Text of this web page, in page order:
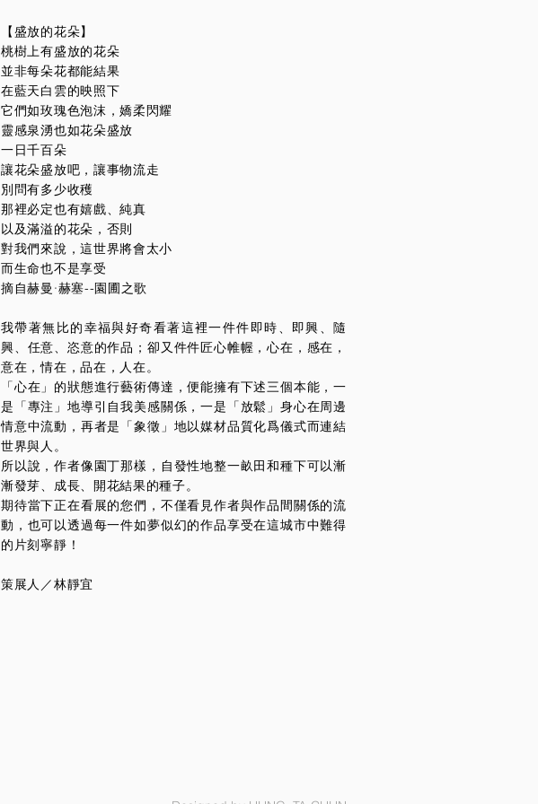
【盛放的花朵】
桃樹上有盛放的花朵
並非每朵花都能結果
在藍天白雲的映照下
它們如玫瑰色泡沫，嬌柔閃耀
靈感泉湧也如花朵盛放
一日千百朵
讓花朵盛放吧，讓事物流走
別問有多少收穫
那裡必定也有嬉戲、純真
以及滿溢的花朵，否則
對我們來說，這世界將會太小
而生命也不是享受
摘自赫曼·赫塞--園圃之歌
我帶著無比的幸福與好奇看著這裡一件件即時、即興、隨
興、任意、恣意的作品；卻又件件匠心帷幄，心在，感在，
意在，情在，品在，人在。
「心在」的狀態進行藝術傳達，便能擁有下述三個本能，一
是「專注」地導引自我美感關係，一是「放鬆」身心在周邊
情意中流動，再者是「象徵」地以媒材品質化爲儀式而連結
世界與人。
所以說，作者像園丁那樣，自發性地整一畝田和種下可以漸
漸發芽、成長、開花結果的種子。
期待當下正在看展的您們，不僅看見作者與作品間關係的流
動，也可以透過每一件如夢似幻的作品享受在這城市中難得
的片刻寧靜！
策展人／林靜宜